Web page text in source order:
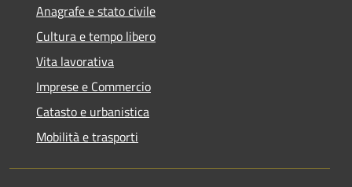
Anagrafe e stato civile
Cultura e tempo libero
Vita lavorativa
Imprese e Commercio
Catasto e urbanistica
Mobilità e trasporti